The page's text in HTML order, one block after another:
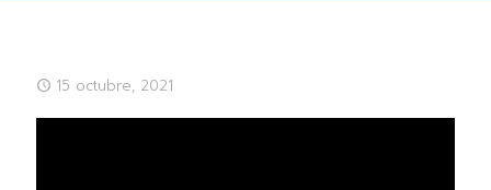
15 octubre, 2021